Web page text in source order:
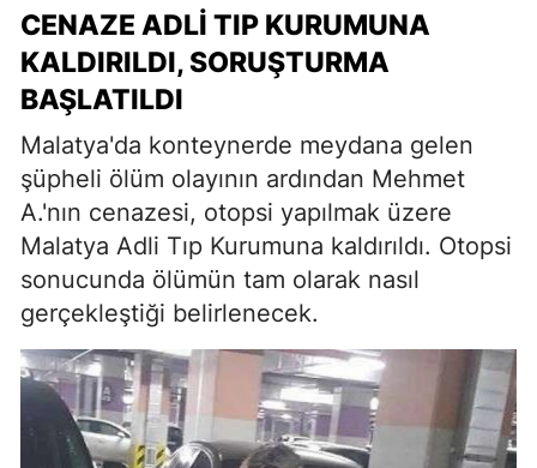
CENAZE ADLI TIP KURUMUNA
KALDIRILDI, SORUŞTURMA
BAŞLATILDI
Malatya'da konteynerde meydana gelen
şüpheli ölüm olayının ardından Mehmet
A.'nın cenazesi, otopsi yapılmak üzere
Malatya Adli Tıp Kurumuna kaldırıldı. Otopsi
sonucunda ölümün tam olarak nasıl
gerçekleştiği belirlenecek.